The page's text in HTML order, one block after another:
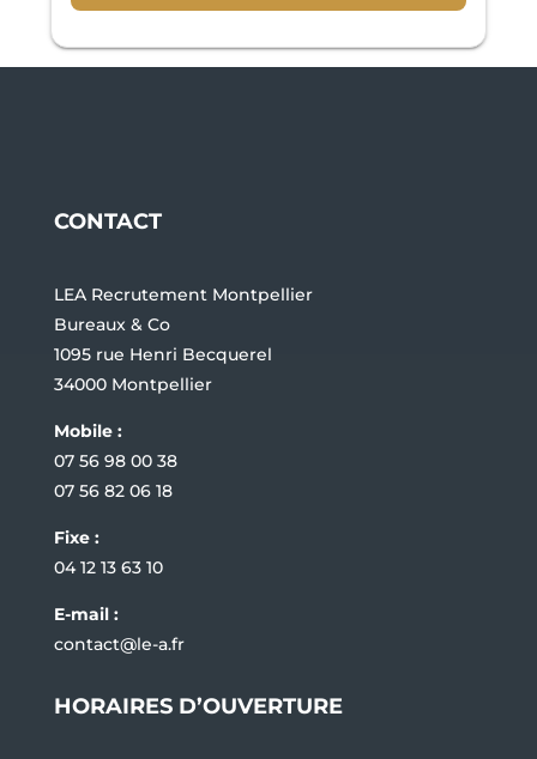
CONTACT
LEA Recrutement Montpellier
Bureaux & Co
1095 rue Henri Becquerel
34000 Montpellier
Mobile :
07 56 98 00 38
07 56 82 06 18
Fixe :
04 12 13 63 10
E-mail :
contact@le-a.fr
HORAIRES D’OUVERTURE